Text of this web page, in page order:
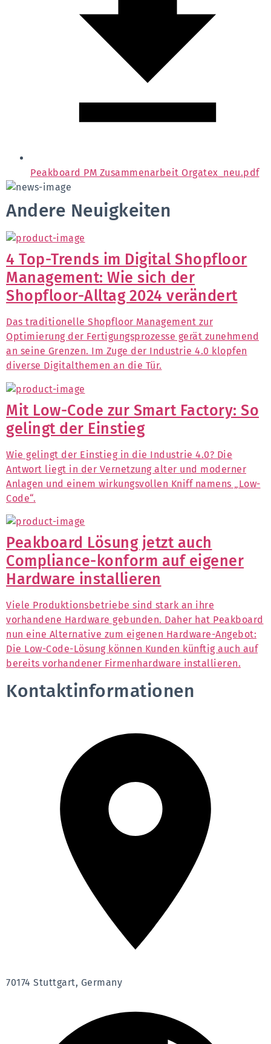
Peakboard PM Zusammenarbeit Orgatex_neu.pdf
Andere Neuigkeiten
4 Top-Trends im Digital Shopfloor
Management: Wie sich der
Shopfloor-Alltag 2024 verändert
Das traditionelle Shopfloor Management zur
Optimierung der Fertigungsprozesse gerät zunehmend
an seine Grenzen. Im Zuge der Industrie 4.0 klopfen
diverse Digitalthemen an die Tür.
Mit Low-Code zur Smart Factory: So
gelingt der Einstieg
Wie gelingt der Einstieg in die Industrie 4.0? Die
Antwort liegt in der Vernetzung alter und moderner
Anlagen und einem wirkungsvollen Kniff namens „Low-
Code“.
Peakboard Lösung jetzt auch
Compliance-konform auf eigener
Hardware installieren
Viele Produktionsbetriebe sind stark an ihre
vorhandene Hardware gebunden. Daher hat Peakboard
nun eine Alternative zum eigenen Hardware-Angebot:
Die Low-Code-Lösung können Kunden künftig auch auf
bereits vorhandener Firmenhardware installieren.
Kontaktinformationen
70174 Stuttgart, Germany